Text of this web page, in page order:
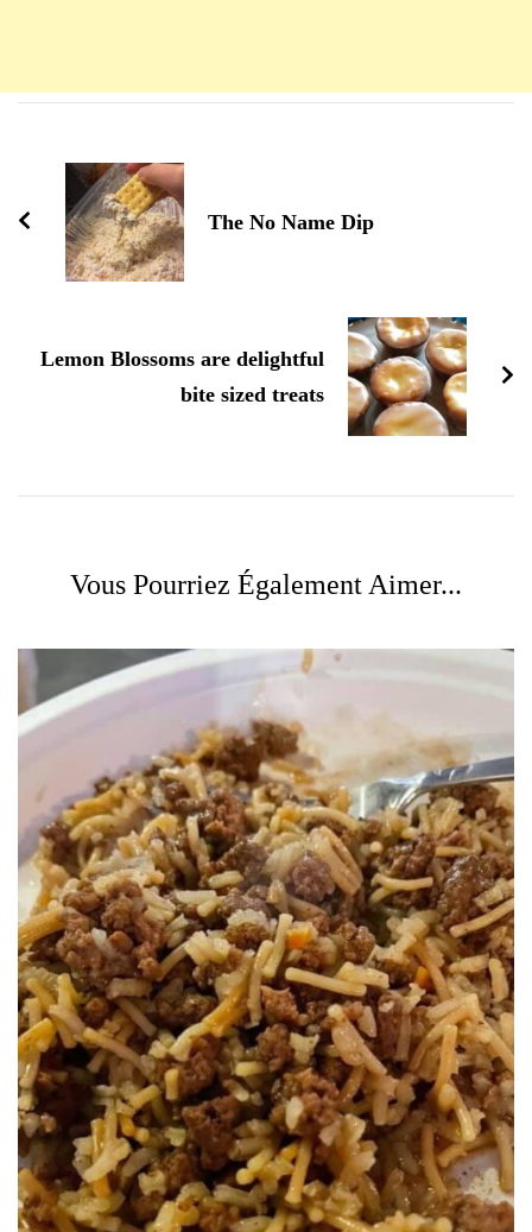
d'article
The No Name Dip
Lemon Blossoms are delightful
bite sized treats
Vous Pourriez Également Aimer...